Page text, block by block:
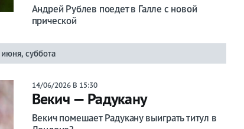
Андрей Рублев поедет в Галле с новой
прической
суббота
14/06/2026 В 15:30
Векич — Радукану
Векич помешает Радукану выиграть титул в